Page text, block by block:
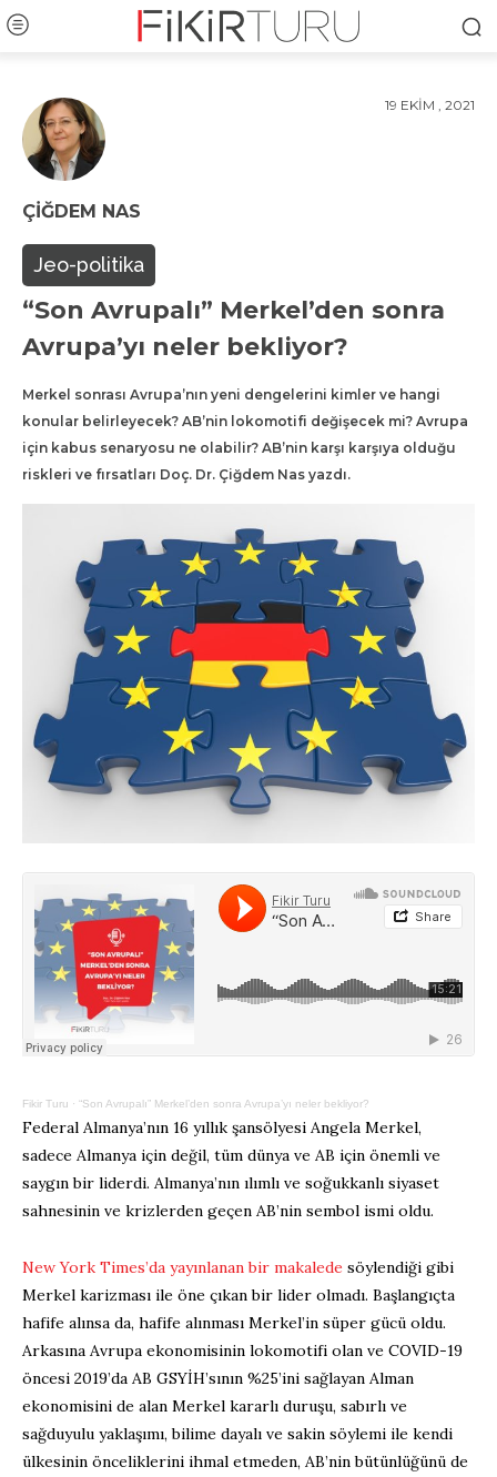
19 EKIM , 2021
ÇIĞDEM NAS
Jeo-politika
“Son Avrupalı” Merkel’den sonra
Avrupa’yı neler bekliyor?
Merkel sonrası Avrupa’nın yeni dengelerini kimler ve hangi
konular belirleyecek? AB’nin lokomotifi değişecek mi? Avrupa
için kabus senaryosu ne olabilir? AB’nin karşı karşıya olduğu
riskleri ve fırsatları Doç. Dr. Çiğdem Nas yazdı.
Fikir Turu · “Son Avrupalı” Merkel’den sonra Avrupa’yı neler bekliyor?
Federal Almanya’nın 16 yıllık şansölyesi Angela Merkel,
sadece Almanya için değil, tüm dünya ve AB için önemli ve
saygın bir liderdi. Almanya’nın ılımlı ve soğukkanlı siyaset
sahnesinin ve krizlerden geçen AB’nin sembol ismi oldu.
New York Times’da yayınlanan bir makalede söylendiği gibi
Merkel karizması ile öne çıkan bir lider olmadı. Başlangıçta
hafife alınsa da, hafife alınması Merkel’in süper gücü oldu.
Arkasına Avrupa ekonomisinin lokomotifi olan ve COVID-19
öncesi 2019’da AB GSYİH’sının %25’ini sağlayan Alman
ekonomisini de alan Merkel kararlı duruşu, sabırlı ve
sağduyulu yaklaşımı, bilime dayalı ve sakin söylemi ile kendi
ülkesinin önceliklerini ihmal etmeden, AB’nin bütünlüğünü de